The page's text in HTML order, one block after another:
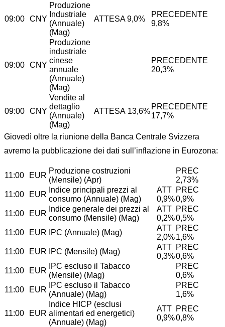
09:00 CNY
Produzione
Industriale
(Annuale)
(Mag)
ATTESA 9,0%
PRECEDENTE
9,8%
09:00 CNY
Produzione
industriale
cinese
annuale
(Annuale)
(Mag)
PRECEDENTE
20,3%
09:00 CNY
Vendite al
dettaglio
(Annuale)
(Mag)
ATTESA 13,6%
PRECEDENTE
17,7%
Giovedì oltre la riunione della Banca Centrale Svizzera
avremo la pubblicazione dei dati sull’inflazione in Eurozona:
11:00 EUR
Produzione costruzioni
(Mensile) (Apr)
PREC
2,73%
11:00
EUR
Indice principali prezzi al
consumo (Annuale) (Mag)
ATT
0,9%
PREC
0,9%
11:00
EUR
Indice generale dei prezzi al
consumo (Mensile) (Mag)
ATT
0,2%
PREC
0,5%
11:00
EUR IPC (Annuale) (Mag)
ATT
2,0%
PREC
1,6%
11:00
EUR IPC (Mensile) (Mag)
ATT
0,3%
PREC
0,6%
11:00
EUR
IPC escluso il Tabacco
(Mensile) (Mag)
PREC
0,6%
11:00
EUR
IPC escluso il Tabacco
(Annuale) (Mag)
PREC
1,6%
11:00 EUR
Indice HICP (esclusi
alimentari ed energetici)
(Annuale) (Mag)
ATT
0,9%
PREC
0,8%